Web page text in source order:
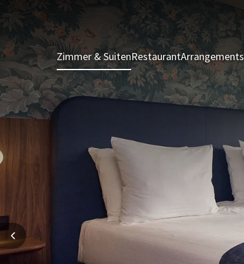
Zimmer & SuitenRestaurantArrangements